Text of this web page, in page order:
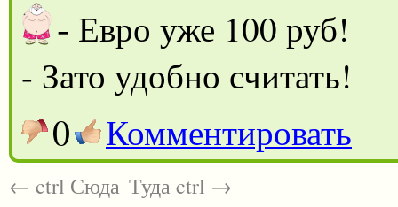
- Евро уже 100 руб!
- Зато удобно считать!
0 Комментировать
← ctrl Сюда Туда ctrl →